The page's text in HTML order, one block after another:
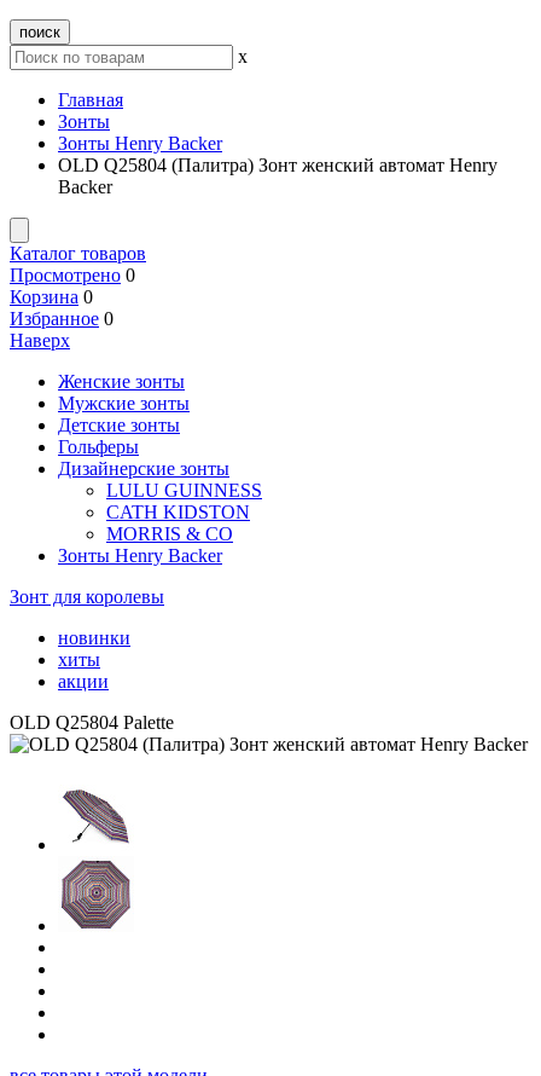
поиск
x
Главная
Зонты
Зонты Henry Backer
OLD Q25804 (Палитра) Зонт женский автомат Henry
Backer
Каталог товаров
Просмотрено 0
Корзина 0
Избранное 0
Наверх
Женские зонты
Мужские зонты
Детские зонты
Гольферы
Дизайнерские зонты
LULU GUINNESS
CATH KIDSTON
MORRIS & CO
Зонты Henry Backer
Зонт для королевы
новинки
хиты
акции
OLD Q25804 Palette